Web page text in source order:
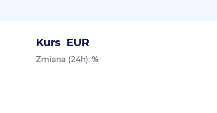
Kurs EUR
Zmiana (24h): %